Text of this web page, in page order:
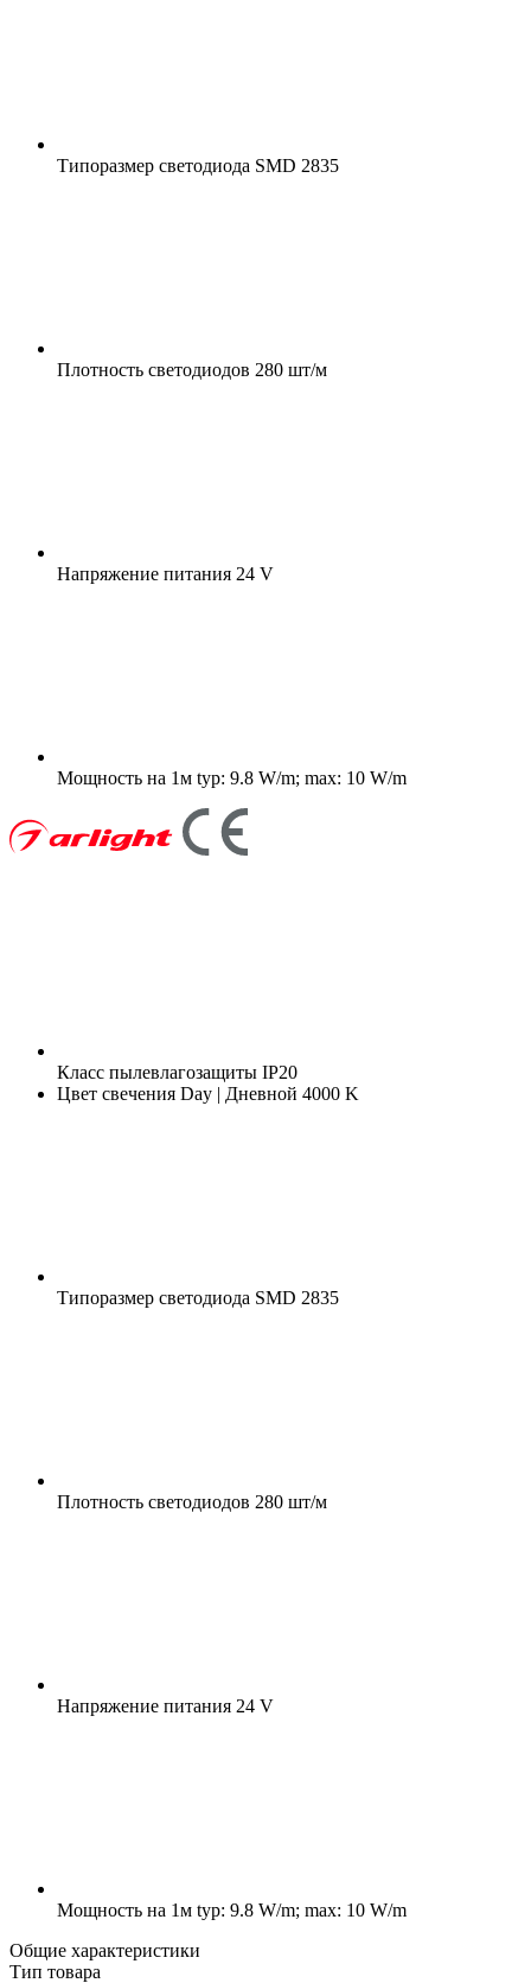
Типоразмер светодиода SMD 2835
Плотность светодиодов 280 шт/м
Напряжение питания 24 V
Мощность на 1м typ: 9.8 W/m; max: 10 W/m
Класс пылевлагозащиты IP20
Цвет свечения Day | Дневной 4000 K
Типоразмер светодиода SMD 2835
Плотность светодиодов 280 шт/м
Напряжение питания 24 V
Мощность на 1м typ: 9.8 W/m; max: 10 W/m
Общие характеристики
Тип товара